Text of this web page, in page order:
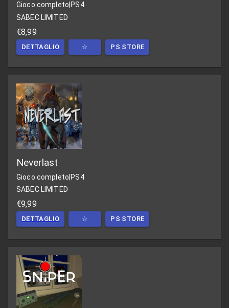
Gioco completo PS4
SABEC LIMITED
€8,99
DETTAGLIO ☆ PS STORE
Neverlast
Gioco completo|PS4
SABEC LIMITED
€9,99
DETTAGLIO ☆ PS STORE